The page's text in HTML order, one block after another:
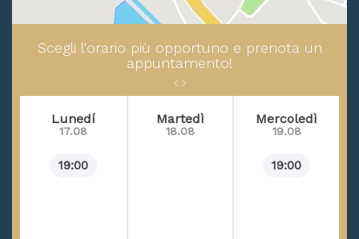
Scegli l'orario più opportuno e prenota un
appuntamento!
Lunedí
17.08
19:00
Martedì
18.08
Mercoledì
19.08
19:00